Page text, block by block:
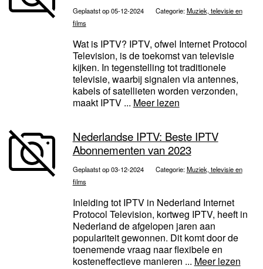
Geplaatst op 05-12-2024 Categorie:Muziek, televisie en
films
Wat is IPTV? IPTV, ofwel Internet Protocol
Television, is de toekomst van televisie
kijken. In tegenstelling tot traditionele
televisie, waarbij signalen via antennes,
kabels of satellieten worden verzonden,
maakt IPTV ... Meer lezen
Nederlandse IPTV: Beste IPTV
Abonnementen van 2023
Geplaatst op 03-12-2024 Categorie:Muziek, televisie en
films
Inleiding tot IPTV in Nederland Internet
Protocol Television, kortweg IPTV, heeft in
Nederland de afgelopen jaren aan
populariteit gewonnen. Dit komt door de
toenemende vraag naar flexibele en
kosteneffectieve manieren ... Meer lezen